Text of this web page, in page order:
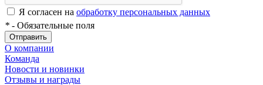
Я согласен на обработку персональных данных
* - Обязательные поля
Отправить
О компании
Команда
Новости и новинки
Отзывы и награды